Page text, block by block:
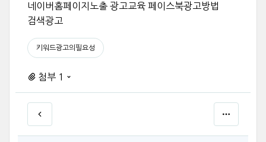
네이버홈페이지노출 광고교육 페이스북광고방법
검색광고
키워드광고의필요성
첨부 1